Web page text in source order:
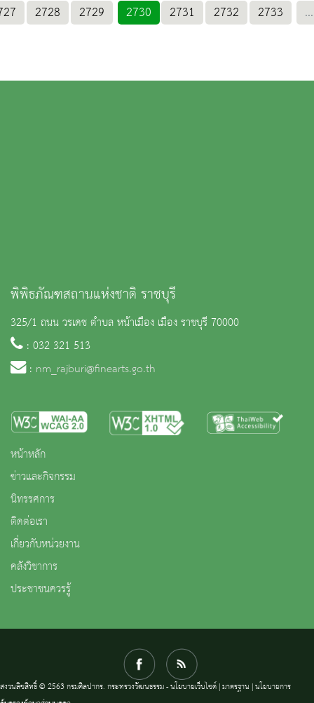
2728 2729 2730 2731 2732 2733 ...
พิพิธภัณฑสถานแห่งชาติ ราชบุรี
325/1 ถนน วรเดช ตำบล หน้าเมือง เมือง ราชบุรี 70000
: 032 321 513
: nm_rajburi@finearts.go.th
หน้าหลัก
ข่าวและกิจกรรม
นิทรรศการ
ติดต่อเรา
เกี่ยวกับหน่วยงาน
คลังวิชาการ
ประชาชนควรรู้
สงวนลิขสิทธิ์ © 2563 กรมศิลปากร. กระทรวงวัฒนธรรม -นโยบายเว็บไซต์|มาตรฐาน |นโยบายการ